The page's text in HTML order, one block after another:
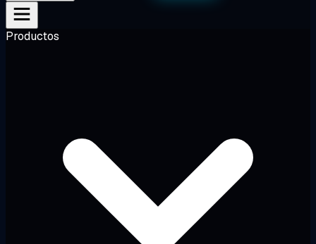
Productos